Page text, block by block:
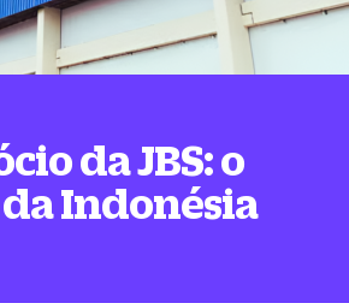
da JBS: o
Indonésia